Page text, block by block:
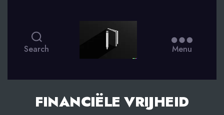
Search Menu
FINANCIËLE VRIJHEID